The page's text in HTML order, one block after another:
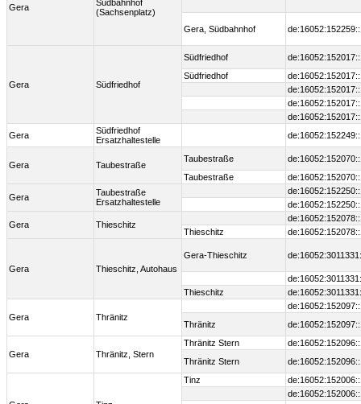
Gera
Südbahnhof
(Sachsenplatz)
Gera, Südbahnhof
Gera Südfriedhof
Südfriedhof
Südfriedhof
Gera
Südfriedhof
Ersatzhaltestelle
Gera Taubestraße
Taubestraße
Taubestraße
Gera
Taubestraße
Ersatzhaltestelle
Gera Thieschitz
Thieschitz
Gera Thieschitz, Autohaus
Gera-Thieschitz
Thieschitz
Gera Thränitz
Thränitz
Gera Thränitz, Stern
Thränitz Stern
Thränitz Stern
Tinz